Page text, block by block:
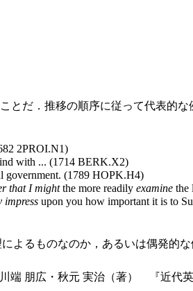
だ．推移の順序に従って代表的な
2PROI.N1)
with ... (1714 BERK.X2)
government. (1789 HOPK.H4)
that I mightthe more readily examine the
impress upon you how important it is to
るものなのか，あるいは偶発的な
端 朋広・秋元 実治（著） 『近代